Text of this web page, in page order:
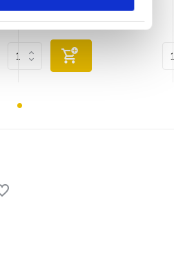
Incl. btw